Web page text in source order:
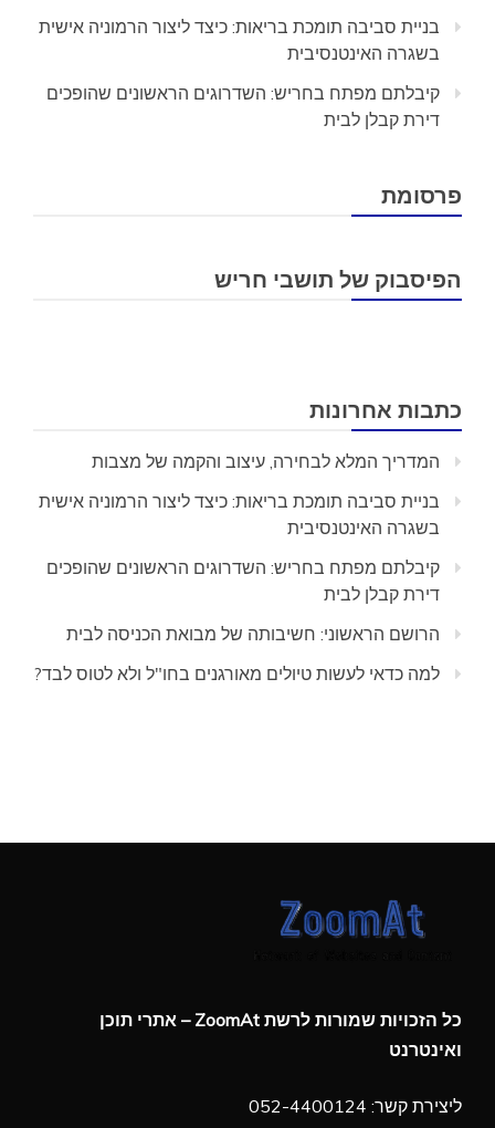
בניית סביבה תומכת בריאות: כיצד ליצור הרמוניה אישית
בשגרה האינטנסיבית
קיבלתם מפתח בחריש: השדרוגים הראשונים שהופכים
דירת קבלן לבית
פרסומת
הפיסבוק של תושבי חריש
כתבות אחרונות
המדריך המלא לבחירה, עיצוב והקמה של מצבות
בניית סביבה תומכת בריאות: כיצד ליצור הרמוניה אישית
בשגרה האינטנסיבית
קיבלתם מפתח בחריש: השדרוגים הראשונים שהופכים
דירת קבלן לבית
הרושם הראשוני: חשיבותה של מבואת הכניסה לבית
למה כדאי לעשות טיולים מאורגנים בחו"ל ולא לטוס לבד?
כל הזכויות שמורות לרשת ZoomAt – אתרי תוכן
ואינטרנט
ליצירת קשר: 052-4400124